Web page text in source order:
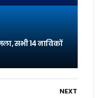
सभी 14 नाविकों
NEXT